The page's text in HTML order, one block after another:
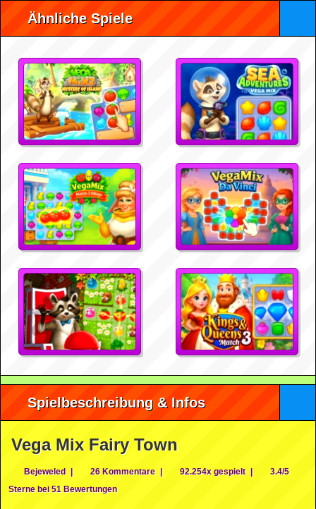
Ähnliche Spiele
Spielbeschreibung & Infos
Vega Mix Fairy Town
Bejeweled | 26 Kommentare | 92.254x gespielt |
3.4/5
Sterne bei 51 Bewertungen